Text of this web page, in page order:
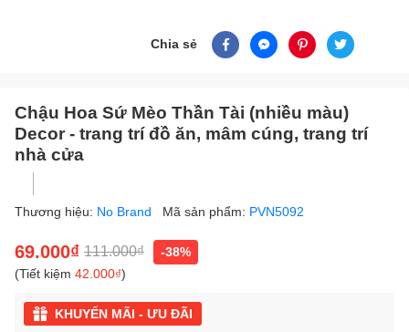
Chia sẻ
Chậu Hoa Sứ Mèo Thần Tài (nhiều màu)
Decor - trang trí đồ ăn, mâm cúng, trang trí
nhà cửa
Thương hiệu: No Brand Mã sản phẩm: PVN5092
69.000₫ 111.000₫
-38%
(Tiết kiệm 42.000₫)
KHUYẾN MÃI - ƯU ĐÃI